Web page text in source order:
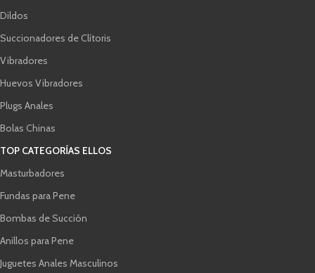
Dildos
Succionadores de Clítoris
Vibradores
Huevos Vibradores
Plugs Anales
Bolas Chinas
TOP CATEGORÍAS ELLOS
Masturbadores
Fundas para Pene
Bombas de Succión
Anillos para Pene
Juguetes Anales Masculinos